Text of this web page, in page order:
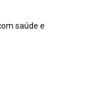
saúde e